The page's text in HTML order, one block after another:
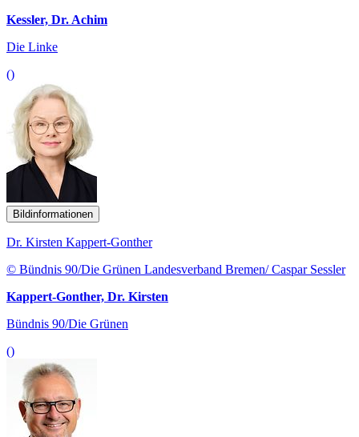
Kessler, Dr. Achim
Die Linke
()
Bildinformationen
Dr. Kirsten Kappert-Gonther
© Bündnis 90/Die Grünen Landesverband Bremen/ Caspar Sessler
Kappert-Gonther, Dr. Kirsten
Bündnis 90/Die Grünen
()